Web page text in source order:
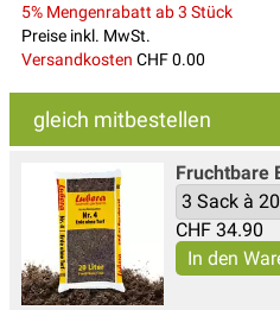
5% Mengenrabatt ab 3 Stück
Preise inkl. MwSt.
Versandkosten CHF 0.00
gleich mitbestellen
Fruchtbare
CHF 34.90